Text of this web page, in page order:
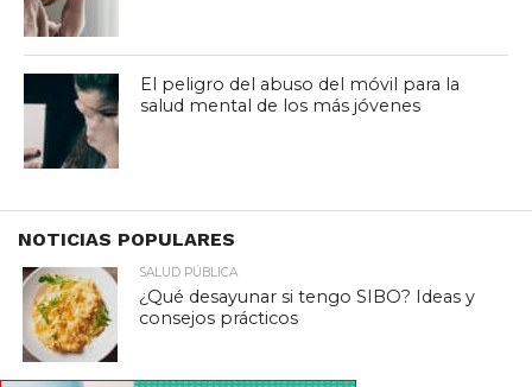
El peligro del abuso del móvil para la
salud mental de los más jóvenes
NOTICIAS POPULARES
SALUD PÚBLICA
¿Qué desayunar si tengo SIBO? Ideas y
consejos prácticos